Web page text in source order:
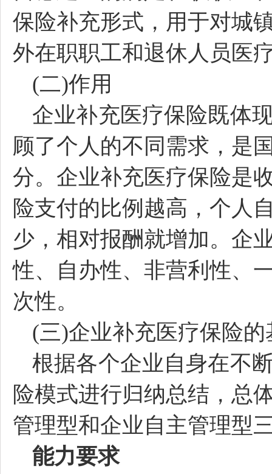
保险补充形式，用于对城
外在职职工和退休人员医
(二)作用
企业补充医疗保险既体
顾了个人的不同需求，是
分。企业补充医疗保险是
险支付的比例越高，个人
少，相对报酬就增加。企
性、自办性、非营利性、
次性。
(三)企业补充医疗保险的
根据各个企业自身在不
险模式进行归纳总结，总
管理型和企业自主管理型
能力要求